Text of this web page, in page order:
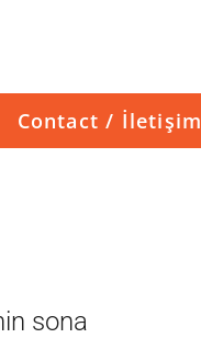
Contact / İletişim
sona